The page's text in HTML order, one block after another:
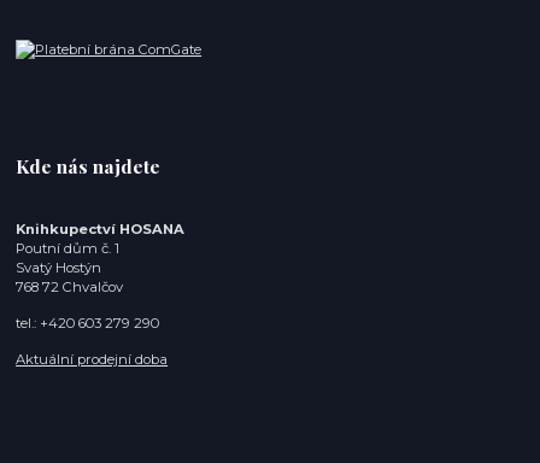
Kde nás najdete
Knihkupectví HOSANA
Poutní dům č. 1
Svatý Hostýn
768 72 Chvalčov
tel.: +420 603 279 290
Aktuální prodejní doba